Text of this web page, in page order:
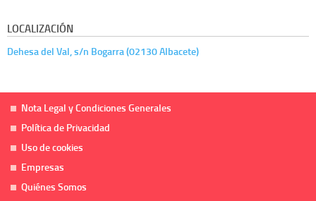
LOCALIZACIÓN
Dehesa del Val, s/n Bogarra (02130 Albacete)
Nota Legal y Condiciones Generales
Política de Privacidad
Uso de cookies
Empresas
Quiénes Somos